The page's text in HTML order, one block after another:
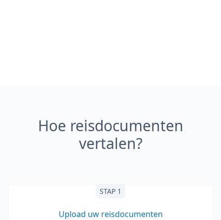
Hoe reisdocumenten
vertalen?
STAP 1
Upload uw reisdocumenten